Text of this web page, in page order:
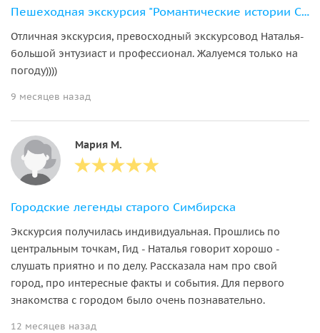
Пешеходная экскурсия "Романтические истории Симбирска"
Отличная экскурсия, превосходный экскурсовод Наталья-
большой энтузиаст и профессионал. Жалуемся только на
погоду))))
9 месяцев назад
Мария М.
Городские легенды старого Симбирска
Экскурсия получилась индивидуальная. Прошлись по
центральным точкам, Гид - Наталья говорит хорошо -
слушать приятно и по делу. Рассказала нам про свой
город, про интересные факты и события. Для первого
знакомства с городом было очень познавательно.
12 месяцев назад